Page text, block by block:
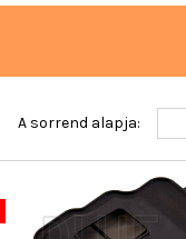
A sorrend alapja: